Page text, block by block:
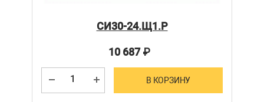
СИ30-24.Щ1.Р
10 687₽
В КОРЗИНУ